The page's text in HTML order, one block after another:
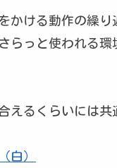
ける動作の繰り
らっと使われる
えるくらいには共
白）